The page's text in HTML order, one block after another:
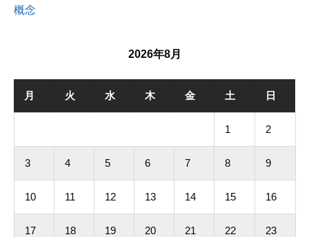
概念
2026年8月
月 火 水 木 金 土 日
1 2
3 4 5 6 7 8 9
10 11 12 13 14 15 16
17 18 19 20 21 22 23